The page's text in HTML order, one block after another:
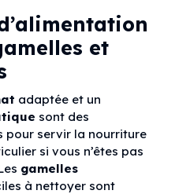
et
adaptée et un
sont des
pour servir la nourriture
si vous n’êtes pas
gamelles
à nettoyer sont